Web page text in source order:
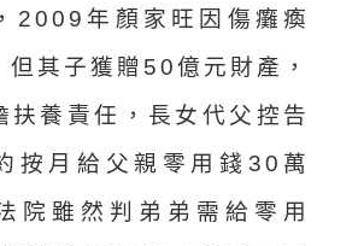
2009年顏家旺因傷癱瘓
但其子獲贈50億元財產，
扶養責任，長女代父控告
按月給父親零用錢30萬
院雖然判弟弟需給零用